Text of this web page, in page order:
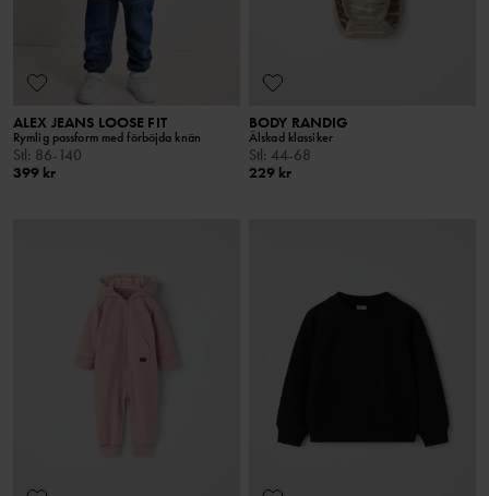
ALEX JEANS LOOSE FIT
Rymlig passform med förböjda knän
Stl: 86-140
399 kr
BODY RANDIG
Älskad klassiker
Stl: 44-68
229 kr